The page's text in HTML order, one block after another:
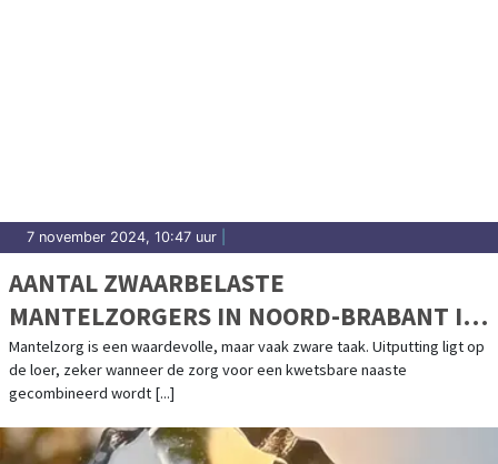
7 november 2024, 10:47 uur
AANTAL ZWAARBELASTE
MANTELZORGERS IN NOORD-BRABANT IN
TIEN JAAR TIJD TOEGENOMEN MET 88%
Mantelzorg is een waardevolle, maar vaak zware taak. Uitputting ligt op
de loer, zeker wanneer de zorg voor een kwetsbare naaste
gecombineerd wordt [...]